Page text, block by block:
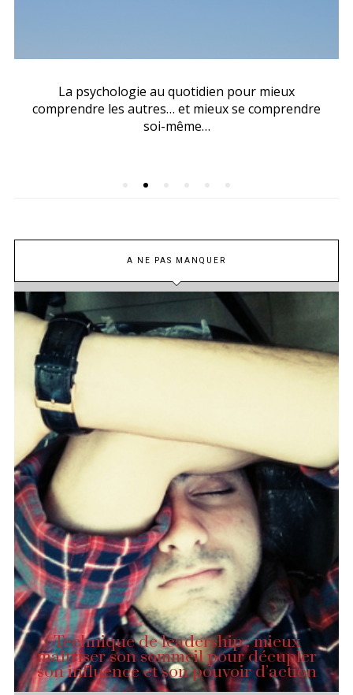
La psychologie au quotidien pour mieux
comprendre les autres… et mieux se comprendre
soi-même…
A NE PAS MANQUER
Technique de leadership : mieux
maîtriser son sommeil pour décupler
son influence et son pouvoir d’action